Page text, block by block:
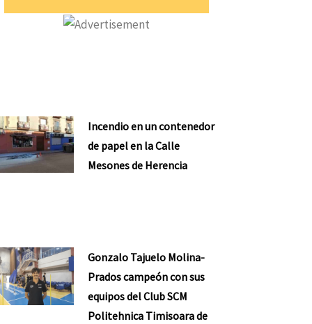
Incendio en un contenedor
de papel en la Calle
Mesones de Herencia
Gonzalo Tajuelo Molina-
Prados campeón con sus
equipos del Club SCM
Politehnica Timisoara de